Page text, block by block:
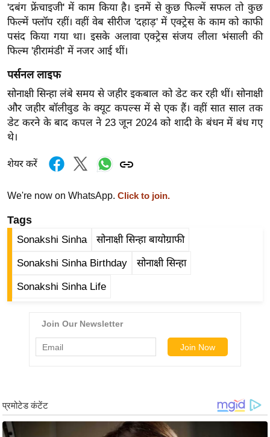
व
र्ल्ड
न्यू
ज
ब्री
फ
म
नो
रं
न
ग
त
बॉ
वु
ड
स
मी
क्षा
'दबंग फ्रेंचाइजी' में काम किया है। इनमें से कुछ फिल्में सफल तो कुछ
फिल्में फ्लॉप रहीं। वहीं वेब सीरीज 'दहाड़' में एक्ट्रेस के काम को काफी
पसंद किया गया था। इसके अलावा एक्ट्रेस संजय लीला भंसाली की
फिल्म 'हीरामंडी' में नजर आई थीं।
पर्सनल लाइफ
सोनाक्षी सिन्हा लंबे समय से जहीर इकबाल को डेट कर रही थीं। सोनाक्षी
और जहीर बॉलीवुड के क्यूट कपल्स में से एक हैं। वहीं सात साल तक
डेट करने के बाद कपल ने 23 जून 2024 को शादी के बंधन में बंध गए
थे।
शेयर करें
We're now on WhatsApp. Click to join.
Tags
Sonakshi Sinha सोनाक्षी सिन्हा बायोग्राफी
Sonakshi Sinha Birthday सोनाक्षी सिन्हा
Sonakshi Sinha Life